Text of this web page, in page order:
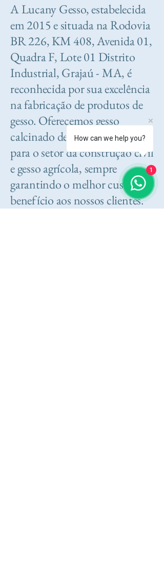
A Lucany Gesso, estabelecida
em 2015 e situada na Rodovia
BR 226, KM 408, Avenida 01,
Quadra F, Lote 01 Distrito
Industrial, Grajaú - MA, é
reconhecida por sua excelência
na fabricação de produtos de
gesso. Oferecemos gesso
calcinado de alta qualidade
para o setor da construção civil
e gesso agrícola, sempre
garantindo o melhor custo
benefício aos nossos clientes.
How can we help you?
1